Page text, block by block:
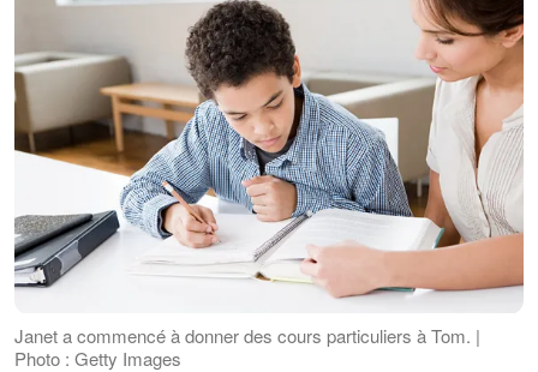
Janet a commencé à donner des cours particuliers à Tom. |
Photo : Getty Images